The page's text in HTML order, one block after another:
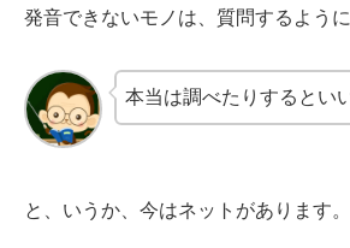
発音できないモノは、質問するよう
本当は調べたりするとい
と、いうか、今はネットがあります。